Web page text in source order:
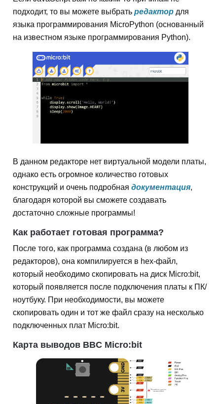
подходит, то вы можете выбрать редактор для
языка программирования MicroPython (основанный
на известном языке программирования Python).
В данном редакторе нет виртуальной модели платы,
однако есть огромное количество готовых
конструкций и очень подробная документация,
благодаря которой вы сможете создавать
достаточно сложные программы!
Как работает готовая программа?
После того, как программа создана (в любом из
редакторов), она компилируется в hex-файл,
который необходимо скопировать на диск Micro:bit,
который появляется после подключения платы к ПК/
ноутбуку. При необходимости, вы можете
скопировать один и тот же файл сразу на несколько
подключенных плат Micro:bit.
Карта выводов BBC Micro:bit